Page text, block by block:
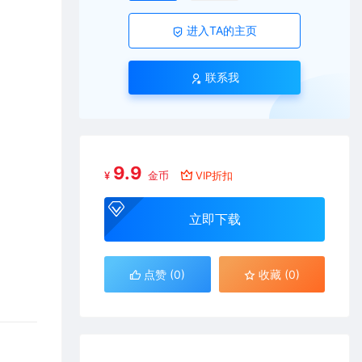
进入TA的主页
联系我
¥ 9.9 金币 VIP折扣
立即下载
点赞 (0) 收藏 (0)